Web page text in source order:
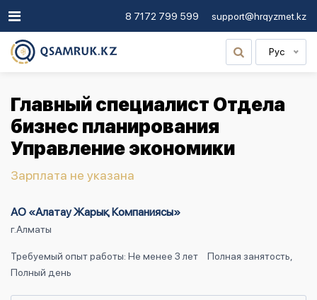
8 7172 799 599 support@hrqyzmet.kz
Рус
Главный специалист Отдела
бизнес планирования
Управление экономики
Зарплата не указана
АО «Алатау Жарық Компаниясы»
г.Алматы
Требуемый опыт работы: Не менее 3 лет
Полная занятость,
Полный день